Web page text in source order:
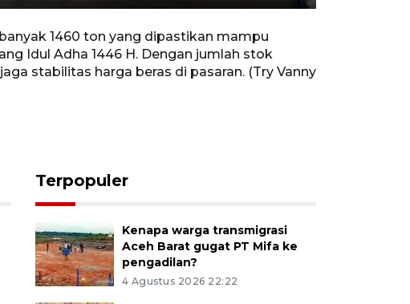
RewindForward
Settings
PIP Enter
1460 ton yang dipastikan mampu
Idul Adha 1446 H. Dengan jumlah stok
stabilitas harga beras di pasaran. (Try Vanny
Terpopuler
Kenapa warga transmigrasi
Aceh Barat gugat PT Mifa ke
pengadilan?
4 Agustus 2026 22:22